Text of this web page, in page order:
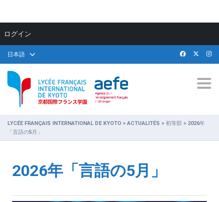
ログイン
日本語
LYCÉE FRANÇAIS INTERNATIONAL DE KYOTO >ACTUALITÉS > 初等部 > 2026年
「言語の5月」
2026年「言語の5月」